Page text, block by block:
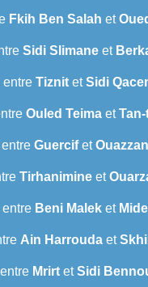
Fkih Ben Salah et
Sidi Slimane et
entre TiznitetSidi
Ouled Teimaet
Guercifet
Tirhanimine et
entre Beni Malek et
Ain Harroudaet
Mrirt etSidi